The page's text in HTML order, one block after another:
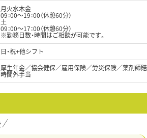
月火水木金
09：00～19：00（休憩60分）
土
09：00～17：00（休憩60分）
※勤務日数・時間はご相談が可能です。
日・祝+他シフト
厚生年金／協会健保／雇用保険／労災保険／薬剤師
時間外手当